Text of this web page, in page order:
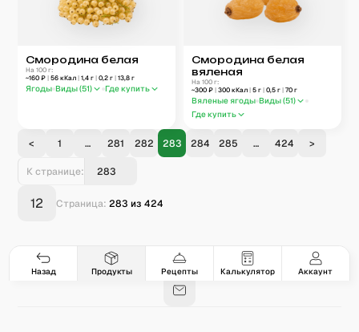
Смородина белая
На 100 г:
~160 ₽| 56 кКал| 1,4 г| 0,2 г| 13,8 г
Ягоды Виды (51) Где купить
Смородина белая
вяленая
На 100 г:
~300 ₽ | 300 кКал | 5 г | 0,5 г | 70 г
Вяленые ягоды Виды (51)
Где купить
< 1 … 281 282 283 284 285 … 424 >
К странице:
Страница: 283 из424
12
Назад Продукты Рецепты Калькулятор Аккаунт
Гастро-сеты 8 Рецепты 171 Продукты 5078 42
База знаний Калькулятор калорий